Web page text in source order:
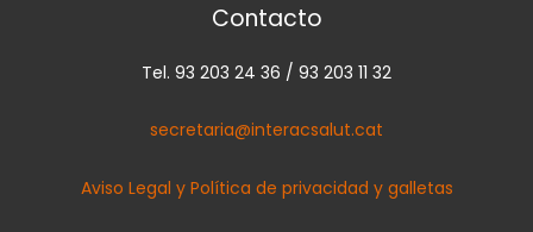
Contacto
Tel. 93 203 24 36 / 93 203 11 32
secretaria@interacsalut.cat
Aviso Legal y Política de privacidad y galletas